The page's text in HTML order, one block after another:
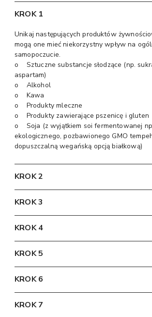
KROK 1
Unikaj następujących produktów
mogą one mieć niekorzystny wpływ na
samopoczucie.
o Sztuczne substancje słodzące (np.
aspartam)
o Alkohol
o Kawa
o Produkty mleczne
o Produkty zawierające pszenicę i gluten
o Soja (z wyjątkiem soi fermentowanej
ekologicznego, pozbawionego GMO
dopuszczalną wegańską opcją białkową)
KROK 2
KROK 3
KROK 4
KROK 5
KROK 6
KROK 7